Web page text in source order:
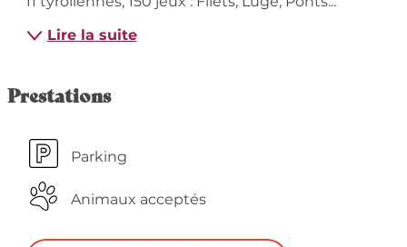
Lire la suite
Prestations
Parking
Animaux acceptés